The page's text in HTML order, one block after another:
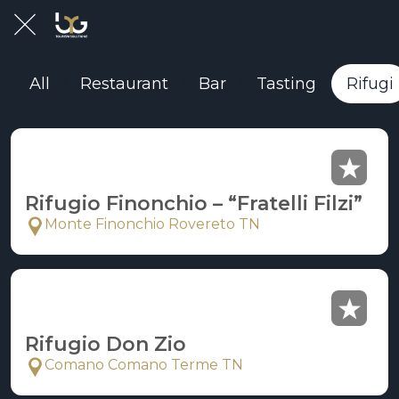
All Restaurant Bar Tasting Rifugi
Rifugio Finonchio – “Fratelli Filzi”
Monte Finonchio Rovereto TN
Rifugio Don Zio
Comano Comano Terme TN